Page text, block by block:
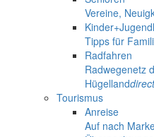
Vereine,
Tipps für
Radfahren
Radwegenetz
Hügelland
Tourismus
Anreise
Auf nach